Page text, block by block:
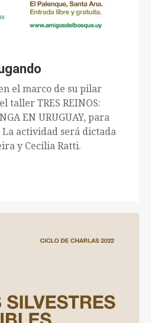
el marco de su pilar
taller TRES REINOS:
EN URUGUAY, para
La actividad será dictada
y Cecilia Ratti.